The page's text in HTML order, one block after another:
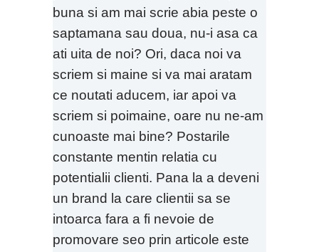
buna si am mai scrie abia peste o
saptamana sau doua, nu-i asa ca
ati uita de noi? Ori, daca noi va
scriem si maine si va mai aratam
ce noutati aducem, iar apoi va
scriem si poimaine, oare nu ne-am
cunoaste mai bine? Postarile
constante mentin relatia cu
potentialii clienti. Pana la a deveni
un brand la care clientii sa se
intoarca fara a fi nevoie de
promovare seo prin articole este